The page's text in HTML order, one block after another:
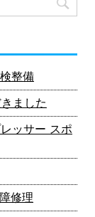
整備
ました
ッサー スポ
修理